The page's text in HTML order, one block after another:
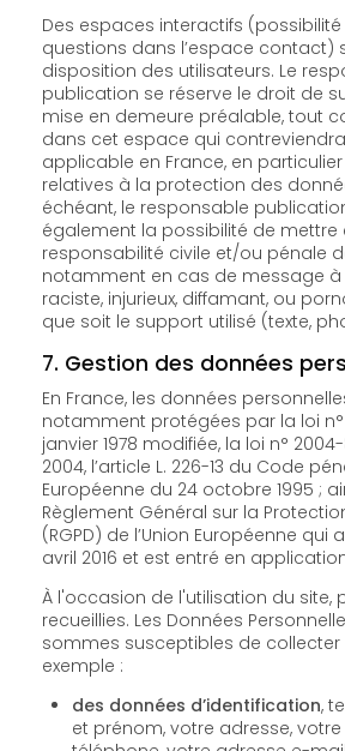
Des espaces interactifs
questions dans l’espace contact) sont à la
disposition des utilisateurs. Le
publication se réserve le droit de
mise en demeure préalable, tout contenu déposé
dans cet espace qui
applicable en France, en particulier aux dispositions
relatives à la protection des
échéant, le responsable publication se
également la possibilité de mettre
responsabilité civile et/ou pénale
notamment en cas de message
raciste, injurieux, diffamant, ou
que soit le support utilisé
7. Gestion des données
En France, les données
notamment protégées par la loi n°
janvier 1978 modifiée, la loi n° 2004-801 du 6 août
2004, l’article L. 226-13 du Code
Européenne du 24 octobre 1995 ; ainsi que par le
Règlement Général sur la
(RGPD) de l’Union Européenne qui a été adopté le 14
avril 2016 et est entré en
À l'occasion de l'utilisation du site,
recueillies. Les Données Personnelles
sommes susceptibles de
exemple :
des données d’identification,
et prénom, votre adresse, votre numéro de